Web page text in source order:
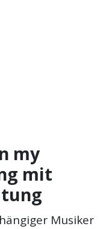
my
mit
Musiker